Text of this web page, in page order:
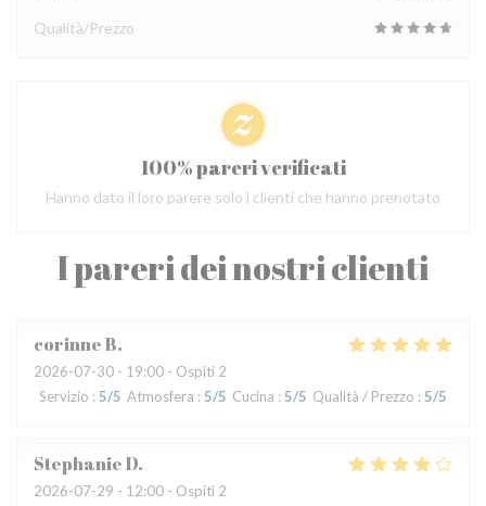
I pareri dei nostri clienti
corinneB
2026-07-30 - 19:00 - Ospiti 2
Servizio : 5/5 Atmosfera : 5/5 Cucina : 5/5 Qualità / Prezzo : 5/5
StephanieD
2026-07-29 - 12:00 - Ospiti 2
Qualità/Prezzo
100% pareri verificati
Hanno dato il loro parere solo i clienti che hanno prenotato